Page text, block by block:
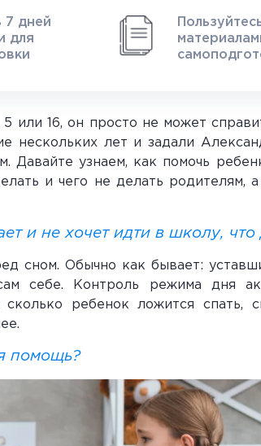
7 дней
для
или 16, он просто не может
нескольких лет и задали
Давайте узнаем, как помочь
и чего не делать родителям, а
и не хочет идти в школу, что
сном. Обычно как бывает:
себе. Контроль режима дня
ребенок ложится спать,
помощь?